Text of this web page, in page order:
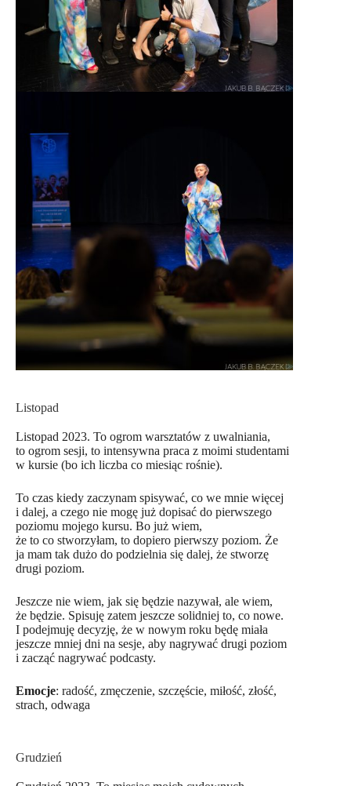
Listopad
Listopad 2023. To ogrom warsztatów z uwalniania,
to ogrom sesji, to intensywna praca z moimi studentami
w kursie (bo ich liczba co miesiąc rośnie).
To czas kiedy zaczynam spisywać, co we mnie więcej
i dalej, a czego nie mogę już dopisać do pierwszego
poziomu mojego kursu. Bo już wiem,
że to co stworzyłam, to dopiero pierwszy poziom. Że
ja mam tak dużo do podzielnia się dalej, że stworzę
drugi poziom.
Jeszcze nie wiem, jak się będzie nazywał, ale wiem,
że będzie. Spisuję zatem jeszcze solidniej to, co nowe.
I podejmuję decyzję, że w nowym roku będę miała
jeszcze mniej dni na sesje, aby nagrywać drugi poziom
i zacząć nagrywać podcasty.
Emocje: radość, zmęczenie, szczęście, miłość, złość,
strach, odwaga
Grudzień